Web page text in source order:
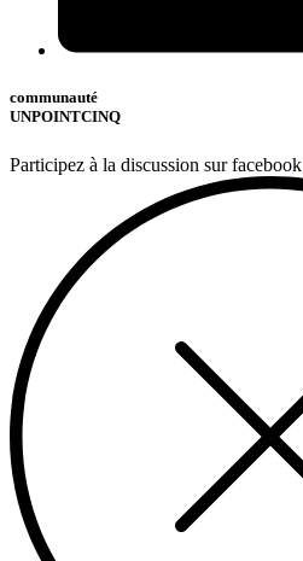
communauté
UNPOINTCINQ
Participez à la discussion sur facebook